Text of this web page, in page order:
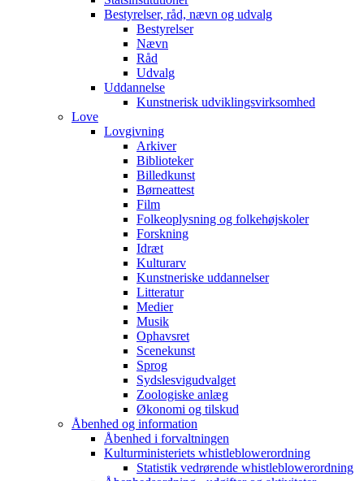
Bestyrelser, råd, nævn og udvalg
Bestyrelser
Nævn
Råd
Udvalg
Uddannelse
Kunstnerisk udviklingsvirksomhed
Love
Lovgivning
Arkiver
Biblioteker
Billedkunst
Børneattest
Film
Folkeoplysning og folkehøjskoler
Forskning
Idræt
Kulturarv
Kunstneriske uddannelser
Litteratur
Medier
Musik
Ophavsret
Scenekunst
Sprog
Sydslesvigudvalget
Zoologiske anlæg
Økonomi og tilskud
Åbenhed og information
Åbenhed i forvaltningen
Kulturministeriets whistleblowerordning
Statistik vedrørende whistleblowerordning